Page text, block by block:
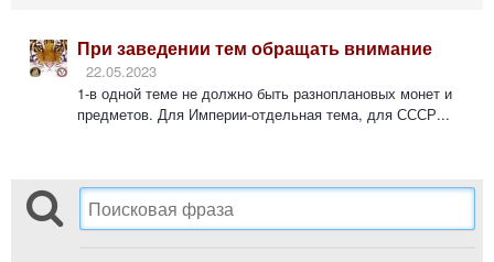
При заведении тем обращать внимание
22.05.2023
1-в одной теме не должно быть разноплановых монет и
предметов. Для Империи-отдельная тема, для СССР...